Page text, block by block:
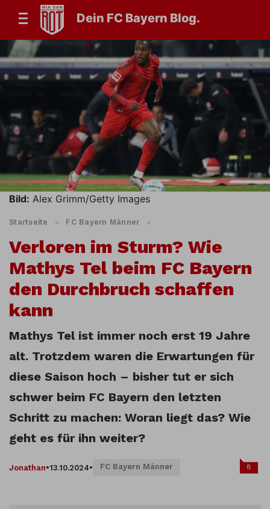
Dein FC Bayern Blog.
Bild: Alex Grimm/Getty Images
Startseite » FC Bayern Männer »
Verloren im Sturm? Wie
Mathys Tel beim FC Bayern
den Durchbruch schaffen
kann
Mathys Tel ist immer noch erst 19 Jahre
alt. Trotzdem waren die Erwartungen für
diese Saison hoch – bisher tut er sich
schwer beim FC Bayern den letzten
Schritt zu machen: Woran liegt das? Wie
geht es für ihn weiter?
Jonathan•13.10.2024• FC Bayern Männer 8